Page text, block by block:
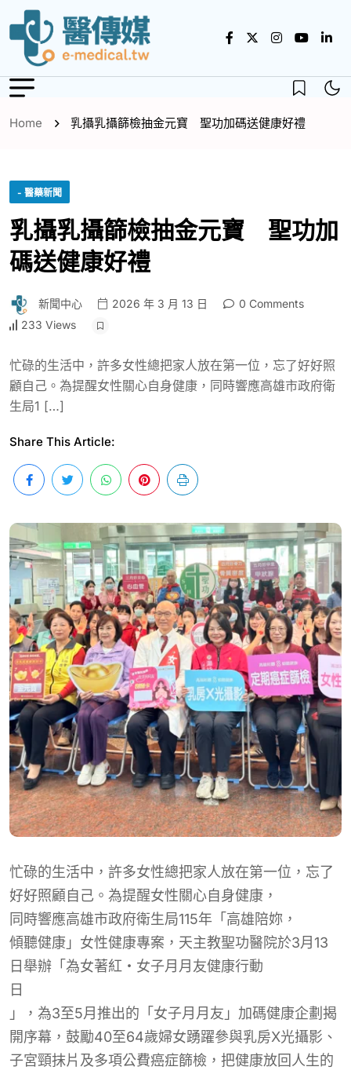
Home 乳攝乳攝篩檢抽金元寶 聖功加碼送健康好禮
- 醫藥新聞
乳攝乳攝篩檢抽金元寶 聖功加
碼送健康好禮
新聞中心 2026 年 3 月 13 日
0 Comments
233 Views
忙碌的生活中，許多女性總把家人放在第一位，忘了好好照
顧自己。為提醒女性關心自身健康，同時響應高雄市政府衛
生局1 […]
Share This Article:
忙碌的生活中，許多女性總把家人放在第一位，忘了
好好照顧自己。為提醒女性關心自身健康，
同時響應高雄市政府衛生局115年「高雄陪妳 ，
傾聽健康」女性健康專案，天主教聖功醫院於3月13
日舉辦「為女著紅・女子月月友健康行動
日
」，為3至5月推出的「女子月月友」加碼健康企劃揭
開序幕，鼓勵40至64歲婦女踴躍參與乳房X光攝影、
子宮頸抹片及多項公費癌症篩檢，把健康放回人生的